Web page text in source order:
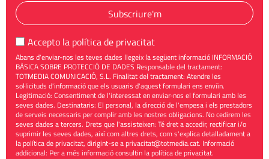
Subscriure'm
Accepto la política de privacitat
Abans d'enviar-nos les teves dades llegeix la següent informació INFORMACIÓ
BÀSICA SOBRE PROTECCIÓ DE DADES Responsable del tractament:
TOTMEDIA COMUNICACIÓ, S.L. Finalitat del tractament: Atendre les
sol·licituds d'informació que els usuaris d'aquest formulari ens enviïn.
Legitimació: Consentiment de l'interessat en enviar-nos el formulari amb les
seves dades. Destinataris: El personal, la direcció de l'empesa i els prestadors
de serveis necessaris per complir amb les nostres obligacions. No cedirem les
seves dades a tercers. Drets que l'assisteixen: Té dret a accedir, rectificar i/o
suprimir les seves dades, així com altres drets, com s'explica detalladament a
la política de privacitat, dirigint-se aprivacitat@totmedia.cat. Informació
addicional: Per a més informació consultin lapolítica de privacitat.